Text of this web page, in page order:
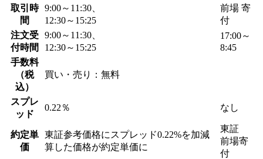
取引時
間
9:00～11:30、
12:30～15:25
前場 寄
付
注文受
付時間
9:00～11:30、
12:30～15:25
17:00～
8:45
手数料
（税
込）
買い・売り：無料
スプレ
ッド
0.22％ なし
約定単
価
東証参考価格にスプレッド0.22%を加減
算した価格が約定単価に
東証
前場寄
付